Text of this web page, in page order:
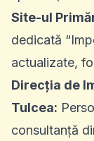
Site-ul
dedicată
actualizate,
Direcția de
Tulcea:
consultanță